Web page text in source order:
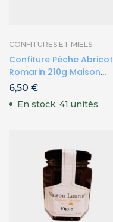
CONFITURES ET MIELS
Confiture Pêche Abricot
Romarin 210g Maison
Laurino
6,50 €
En stock, 41 unités